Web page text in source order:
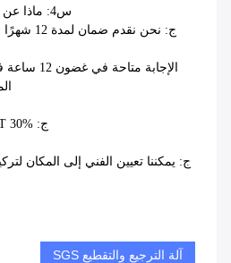
س4: ماذا عن الضمان وخدمة ما بعد البيع؟
ج: نحن
الإجابة
ج: TT 30% مقدماً، 70% قبل الشحن.
ج: يمكننا تعيين الفني إلى المكان
آلة الترجيع والتقطيع SGS